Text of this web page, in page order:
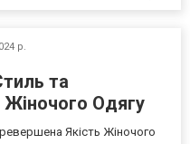
р.
та
Жіночого Одягу
Якість Жіночого